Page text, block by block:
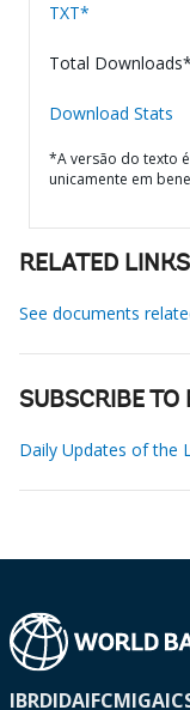
TXT*
Total
Download Stats
*A versão do texto
unicamente em
RELATED LINKS
See documents
SUBSCRIBE TO
Daily Updates of the
IBRDIDAIFCMIGA